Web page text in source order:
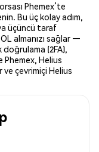
Phemex’te
Bu üç kolay adım,
üçüncü taraf
almanızı sağlar —
(2FA),
Phemex, Helius
ve çevrimiçi Helius